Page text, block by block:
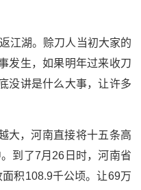
江湖。赊刀人当初大家的
发生，如果明年过来收刀
没讲是什么大事，让许多
大，河南直接将十五条高
到了7月26日时，河南省
积108.9千公顷。让69万